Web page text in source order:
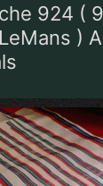
924 (
)